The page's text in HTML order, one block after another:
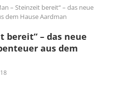
– Steinzeit bereit“ – das neue
dem Hause Aardman
bereit“ – das neue
aus dem